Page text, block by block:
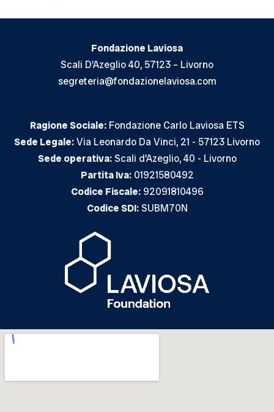
Fondazione Laviosa
Scali D'Azeglio 40, 57123 – Livorno
segreteria@fondazionelaviosa.com
Ragione Sociale:Fondazione Carlo Laviosa ETS
Sede Legale:Via Leonardo Da Vinci, 21 - 57123 Livorno
Sede operativa:Scali d’Azeglio, 40 - Livorno
Partita Iva:01921580492
Codice Fiscale:92091810496
Codice SDI:SUBM70N